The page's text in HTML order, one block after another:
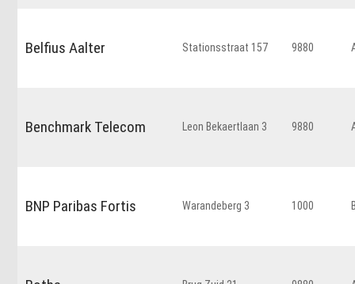
Belfius Aalter Stationsstraat 157 9880
Benchmark Telecom Leon Bekaertlaan 3 9880
BNP Paribas Fortis Warandeberg 3 1000